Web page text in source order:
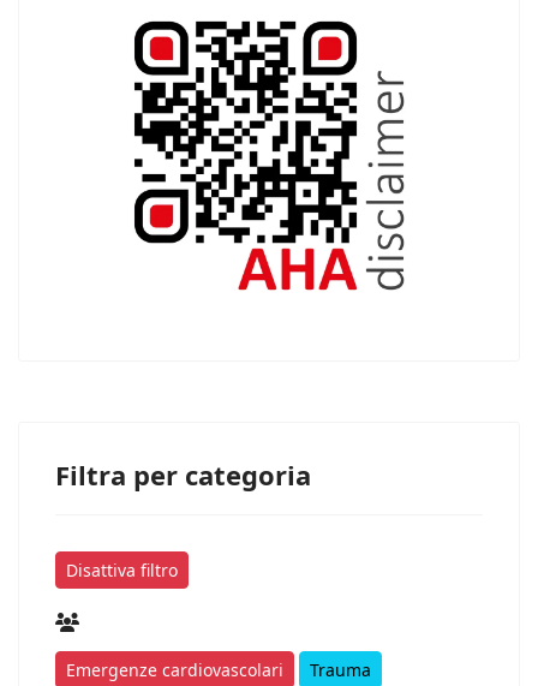
Filtra per categoria
Disattiva filtro
Emergenze cardiovascolari
Trauma